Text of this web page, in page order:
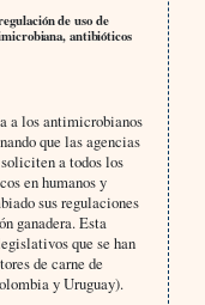
de uso de
antibióticos
a los antimicrobianos
que las agencias
a todos los
en humanos y
sus regulaciones
ganadera. Esta
que se han
de carne de
y Uruguay).